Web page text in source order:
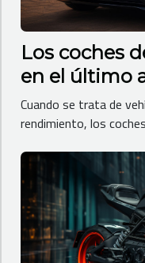
Los coches
en el último
Cuando se trata de
rendimiento, los